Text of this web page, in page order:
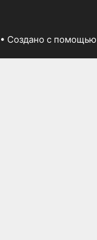
• Создано с помощью